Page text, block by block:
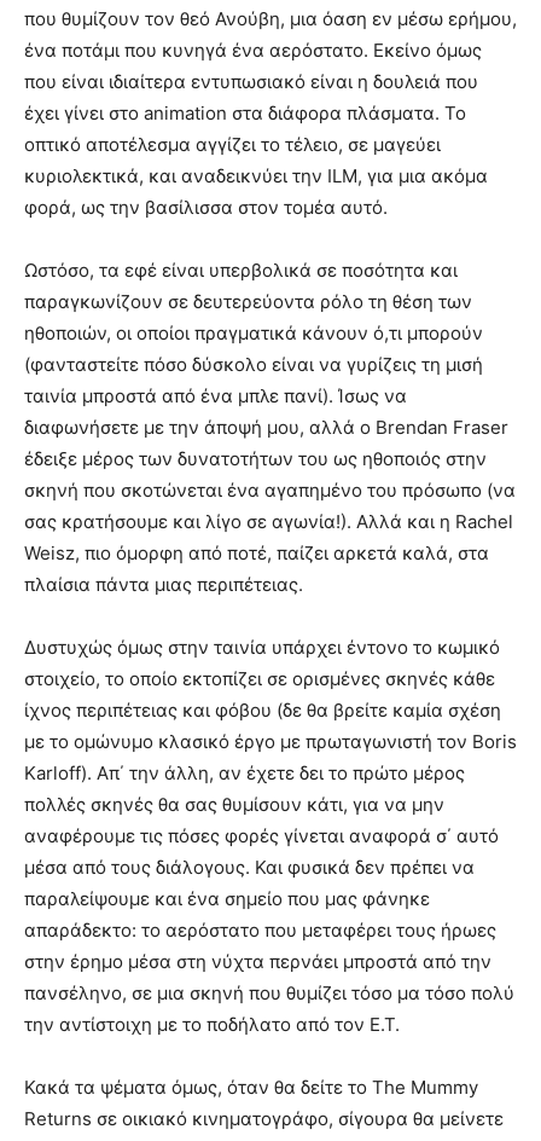
που θυμίζουν τον θεό Ανούβη, μια όαση εν μέσω ερήμου,
ένα ποτάμι που κυνηγά ένα αερόστατο. Εκείνο όμως
που είναι ιδιαίτερα εντυπωσιακό είναι η δουλειά που
έχει γίνει στο animation στα διάφορα πλάσματα. Το
οπτικό αποτέλεσμα αγγίζει το τέλειο, σε μαγεύει
κυριολεκτικά, και αναδεικνύει την ILM, για μια ακόμα
φορά, ως την βασίλισσα στον τομέα αυτό.
Ωστόσο, τα εφέ είναι υπερβολικά σε ποσότητα και
παραγκωνίζουν σε δευτερεύοντα ρόλο τη θέση των
ηθοποιών, οι οποίοι πραγματικά κάνουν ό,τι μπορούν
(φανταστείτε πόσο δύσκολο είναι να γυρίζεις τη μισή
ταινία μπροστά από ένα μπλε πανί). Ίσως να
διαφωνήσετε με την άποψή μου, αλλά ο Brendan Fraser
έδειξε μέρος των δυνατοτήτων του ως ηθοποιός στην
σκηνή που σκοτώνεται ένα αγαπημένο του πρόσωπο (να
σας κρατήσουμε και λίγο σε αγωνία!). Αλλά και η Rachel
Weisz, πιο όμορφη από ποτέ, παίζει αρκετά καλά, στα
πλαίσια πάντα μιας περιπέτειας.
Δυστυχώς όμως στην ταινία υπάρχει έντονο το κωμικό
στοιχείο, το οποίο εκτοπίζει σε ορισμένες σκηνές κάθε
ίχνος περιπέτειας και φόβου (δε θα βρείτε καμία σχέση
με το ομώνυμο κλασικό έργο με πρωταγωνιστή τον Boris
Karloff). Απ΄ την άλλη, αν έχετε δει το πρώτο μέρος
πολλές σκηνές θα σας θυμίσουν κάτι, για να μην
αναφέρουμε τις πόσες φορές γίνεται αναφορά σ΄ αυτό
μέσα από τους διάλογους. Και φυσικά δεν πρέπει να
παραλείψουμε και ένα σημείο που μας φάνηκε
απαράδεκτο: το αερόστατο που μεταφέρει τους ήρωες
στην έρημο μέσα στη νύχτα περνάει μπροστά από την
πανσέληνο, σε μια σκηνή που θυμίζει τόσο μα τόσο πολύ
την αντίστοιχη με το ποδήλατο από τον E.T.
Κακά τα ψέματα όμως, όταν θα δείτε το The Mummy
Returns σε οικιακό κινηματογράφο, σίγουρα θα μείνετε